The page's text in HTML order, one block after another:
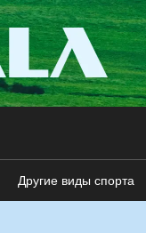
Другие виды спорта